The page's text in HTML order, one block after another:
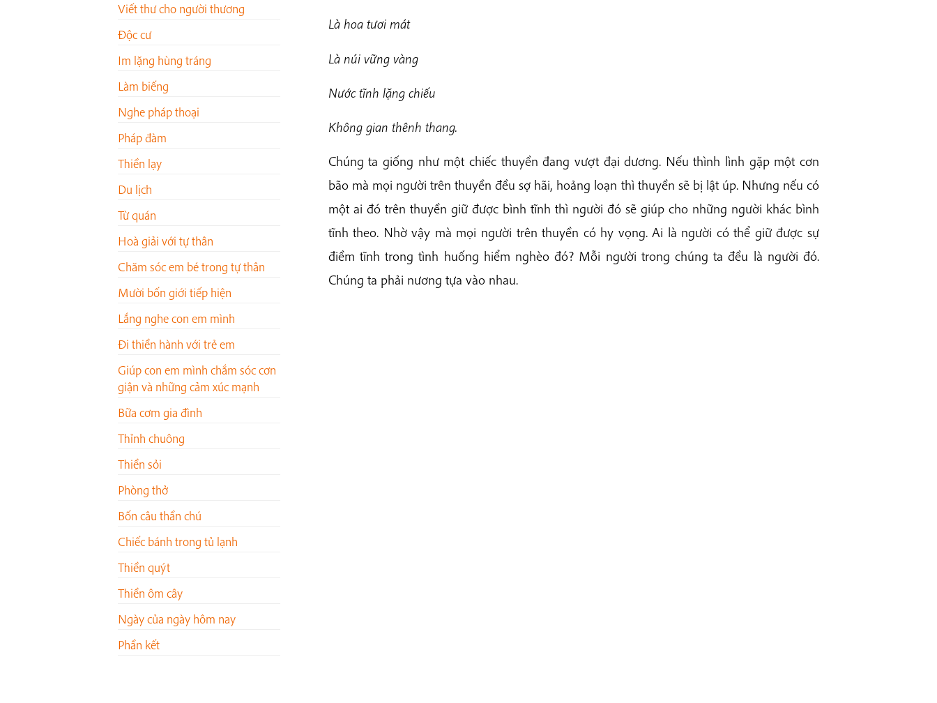
Viết thư cho người thương
Độc cư
Im lặng hùng tráng
Làm biếng
Nghe pháp thoại
Pháp đàm
Thiền lạy
Du lịch
Từ quán
Hoà giải với tự thân
Chăm sóc em bé trong tự thân
Mười bốn giới tiếp hiện
Lắng nghe con em mình
Đi thiền hành với trẻ em
Giúp con em mình chắm sóc cơn
giận và những cảm xúc mạnh
Bữa cơm gia đình
Thỉnh chuông
Thiền sỏi
Phòng thở
Bốn câu thần chú
Chiếc bánh trong tủ lạnh
Thiền quýt
Thiền ôm cây
Ngày của ngày hôm nay
Phần kết
Là hoa tươi mát
Là núi vững vàng
Nước tĩnh lặng chiếu
Không gian thênh thang.
Chúng ta giống như một chiếc thuyền đang vượt đại dương. Nếu thình lình gặp một cơn
bão mà mọi người trên thuyền đều sợ hãi, hoảng loạn thì thuyền sẽ bị lật úp. Nhưng nếu có
một ai đó trên thuyền giữ được bình tĩnh thì người đó sẽ giúp cho những người khác bình
tĩnh theo. Nhờ vậy mà mọi người trên thuyền có hy vọng. Ai là người có thể giữ được sự
điềm tĩnh trong tình huống hiểm nghèo đó? Mỗi người trong chúng ta đều là người đó.
Chúng ta phải nương tựa vào nhau.